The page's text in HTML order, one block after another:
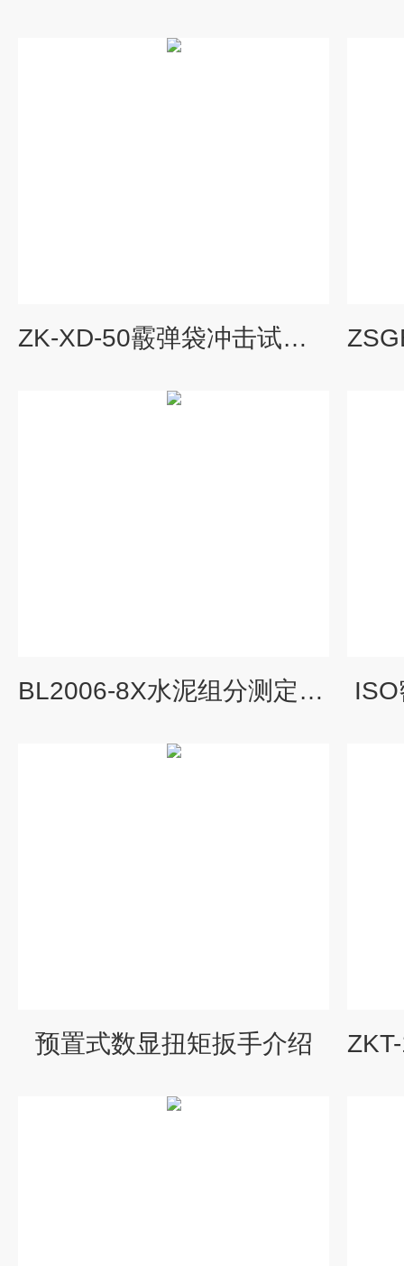
ZK-XD-50霰弹袋冲击试验机厂家
BL2006-8X水泥组分测定仪选型
预置式数显扭矩扳手介绍